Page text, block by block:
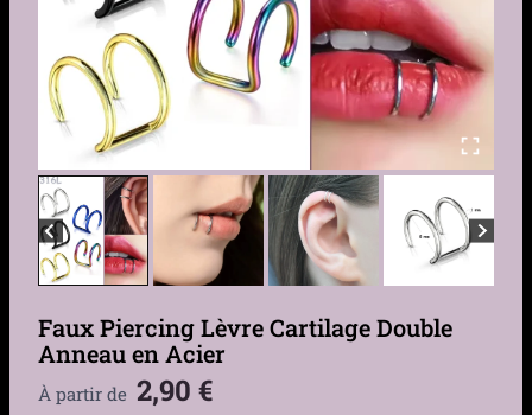
Faux Piercing Lèvre Cartilage Double
Anneau en Acier
À partir de 2,90 €